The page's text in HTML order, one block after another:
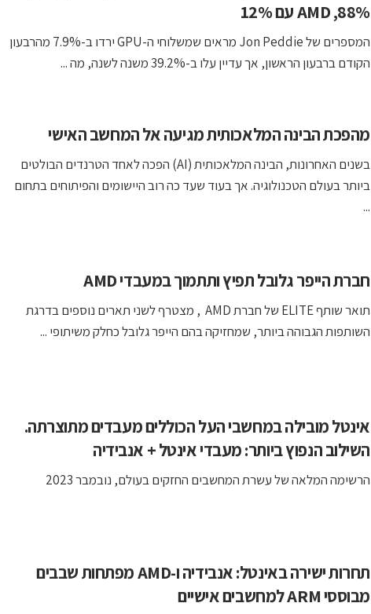
88%, AMD עם 12%
המספרים של Jon Peddie מראים שמשלוחי ה-GPU ירדו ב-7.9% מהרבעון
הקודם ברבעון הראשון, אך עדיין עלו ב-39.2% משנה לשנה, מה ...
מהפכת הבינה המלאכותית מגיעה אל המחשב האישי
בשנים האחרונות, הבינה המלאכותית (AI) הפכה לאחד הטרנדים הבולטים
ביותר בעולם הטכנולוגיה. אך בעוד שעד כה רוב היישומים והפיתוחים בתחום
...
חברת הייפר גלובל תפיץ ותתמוך במעבדי AMD
תואר שותף ELITE של חברת AMD , מצטרף לשני תארים נוספים בדרגת
השותפות הגבוהה ביותר, שמחזיקה בהם הייפר גלובל כחלק משיתופי ...
אינטל מובילה במחשבי העל הכוללים מעבדים מתוצרתה.
השילוב הנפוץ ביותר: מעבדי אינטל + אנבידיה
הרשימה המלאה של עשרת המחשבים החזקים בעולם, נובמבר 2023
תחרות ישירה באינטל: אנבידיה ו-AMD מפתחות שבבים
מבוססי ARM למחשבים אישיים